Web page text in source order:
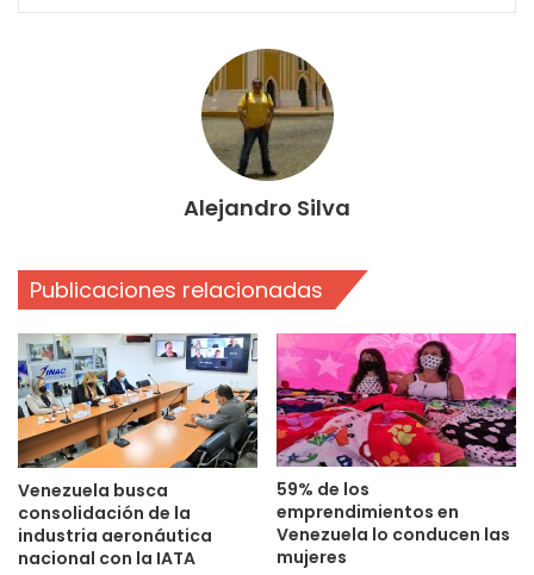
Alejandro Silva
Publicaciones relacionadas
Venezuela busca
consolidación de la
industria aeronáutica
nacional con la IATA
59% de los
emprendimientos en
Venezuela lo conducen las
mujeres